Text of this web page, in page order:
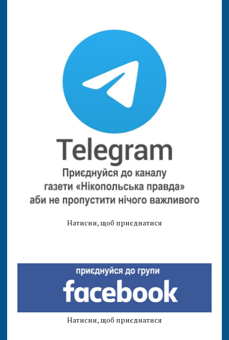
Натисни, щоб приєднатися
Натисни, щоб приєднатися